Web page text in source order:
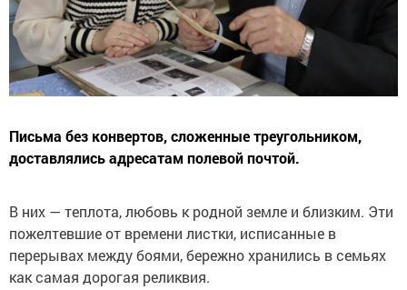
Письма без конвертов, сложенные треугольником,
доставлялись адресатам полевой почтой.
В них — теплота, любовь к родной земле и близким. Эти
пожелтевшие от времени листки, исписанные в
перерывах между боями, бережно хранились в семьях
как самая дорогая реликвия.